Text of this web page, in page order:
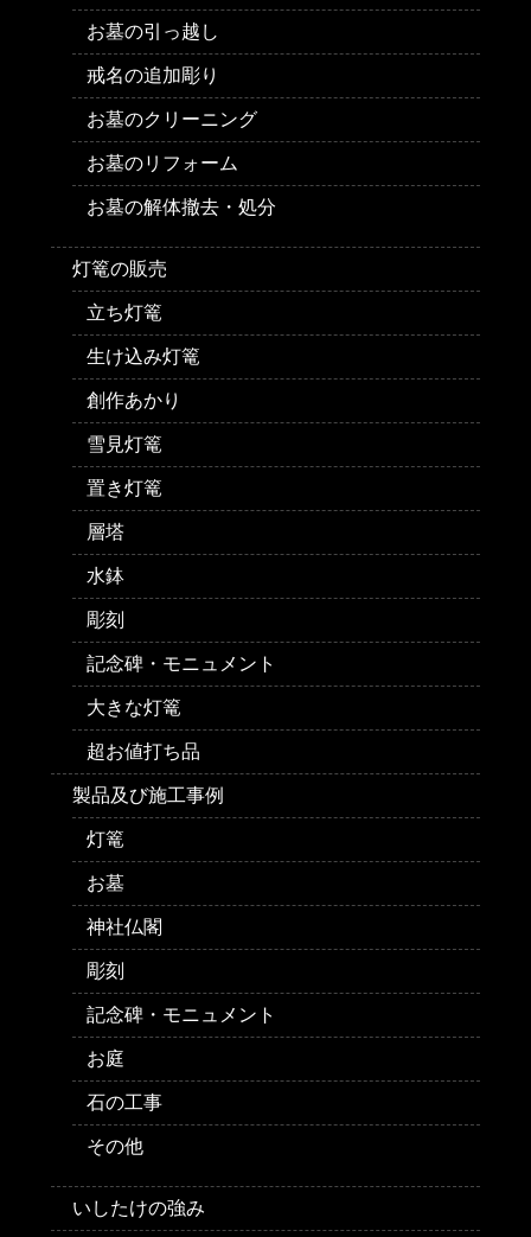
お墓の引っ越し
戒名の追加彫り
お墓のクリーニング
お墓のリフォーム
お墓の解体撤去・処分
灯篭の販売
立ち灯篭
生け込み灯篭
創作あかり
雪見灯篭
置き灯篭
層塔
水鉢
彫刻
記念碑・モニュメント
大きな灯篭
超お値打ち品
製品及び施工事例
灯篭
お墓
神社仏閣
彫刻
記念碑・モニュメント
お庭
石の工事
その他
いしたけの強み